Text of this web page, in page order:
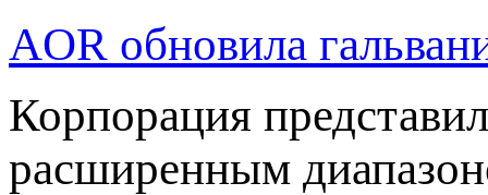
AOR обновила
Корпорация
расширенным